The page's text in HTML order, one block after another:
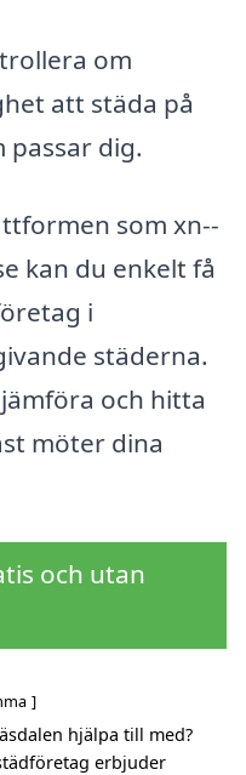
om
att städa på
passar dig.
som xn--
kan du enkelt få
i
städerna.
och hitta
möter dina
och utan
hjälpa till med?
erbjuder